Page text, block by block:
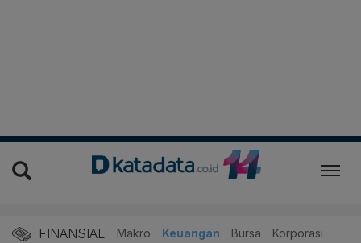
FINANSIAL Makro Keuangan Bursa Korporasi